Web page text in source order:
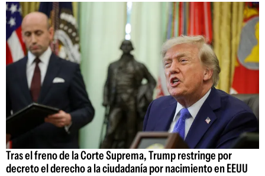
Tras el freno de la Corte Suprema, Trump restringe por
decreto el derecho a la ciudadanía por nacimiento en EEUU